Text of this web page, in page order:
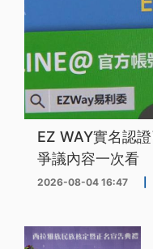
EZ WAY實名認
爭議內容一次看
2026-08-04 16:47